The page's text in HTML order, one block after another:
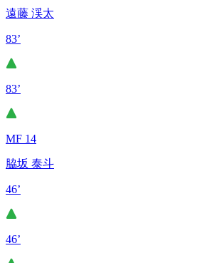
遠藤 渓太
83’
83’
MF 14
脇坂 泰斗
46’
46’